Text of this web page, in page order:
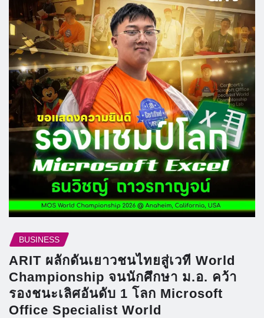
BUSINESS
ARIT ผลักดันเยาวชนไทยสู่เวที World
Championship จนนักศึกษา ม.อ. คว้า
รองชนะเลิศอันดับ 1 โลก Microsoft
Office Specialist World